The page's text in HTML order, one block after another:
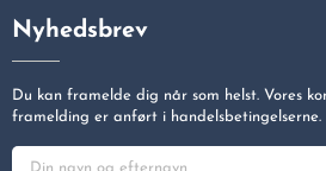
Nyhedsbrev
Du kan framelde dig når som helst. Vores
framelding er anført i handelsbetingelserne.